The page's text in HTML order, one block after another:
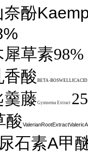
奈酚
犀草素98%
香酸 BETA-BOSWELLICACID
羹藤Gymnema Extract
酸
石素A甲